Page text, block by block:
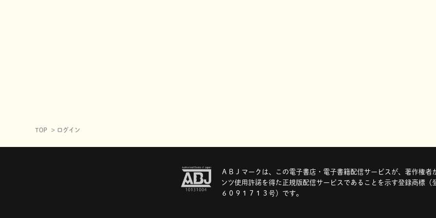
TOP ログイン
ＡＢＪマークは、この電子書店・電子書籍配信サービスが、著作権者
ンツ使用許諾を得た正規版配信サービスであることを示す登録商標（
６０９１７１３号）です。